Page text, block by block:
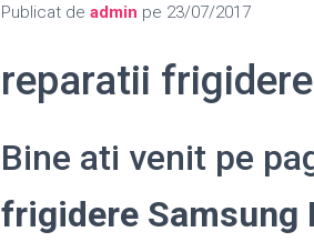
Publicat de admin pe 23/07/2017
reparatii
Bine ati venit pe
frigidere Samsung